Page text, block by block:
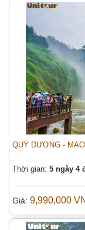
QUÝ DƯƠNG -
Thời gian: 5 ngày 4
Giá: 9,990,000
Email (*):
Địa chỉ:
Tiêu đề:
Số người (*):